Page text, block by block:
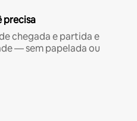
precisa
chegada e partida e
— sem papelada ou